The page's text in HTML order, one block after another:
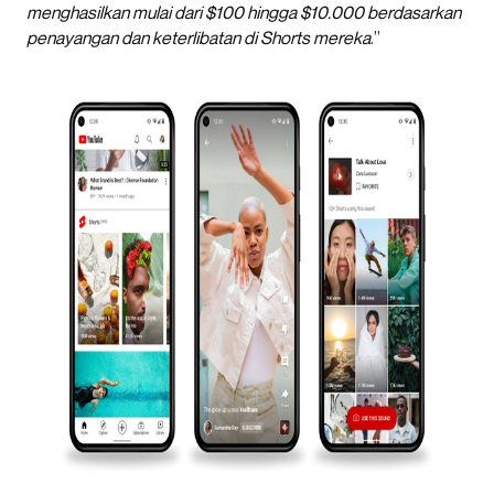
menghasilkan mulai dari $100 hingga $10.000 berdasarkan
penayangan dan keterlibatan di Shorts mereka.”